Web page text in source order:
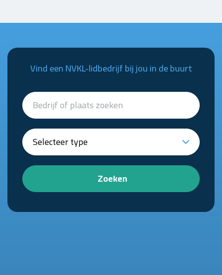
Vind een NVKL-lidbedrijf bij jou in de buurt
Zoeken